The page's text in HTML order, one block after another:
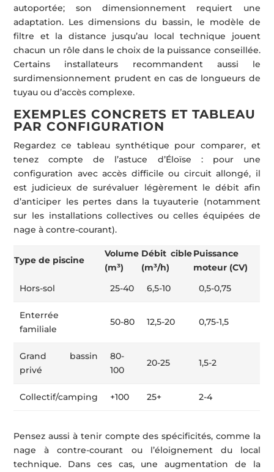
autoportée; son dimensionnement requiert une
adaptation. Les dimensions du bassin, le modèle de
filtre et la distance jusqu’au local technique jouent
chacun un rôle dans le choix de la puissance conseillée.
Certains installateurs recommandent aussi le
surdimensionnement prudent en cas de longueurs de
tuyau ou d’accès complexe.
EXEMPLES CONCRETS ET TABLEAU
PAR CONFIGURATION
Regardez ce tableau synthétique pour comparer, et
tenez compte de l’astuce d’Éloïse : pour une
configuration avec accès difficile ou circuit allongé, il
est judicieux de surévaluer légèrement le débit afin
d’anticiper les pertes dans la tuyauterie (notamment
sur les installations collectives ou celles équipées de
nage à contre-courant).
Type de piscine
Volume
(m³)
Débit cible
(m³/h)
Puissance
moteur (CV)
Hors-sol
25-40 6,5-10 0,5-0,75
Enterrée
familiale
50-80 12,5-20 0,75-1,5
Grand bassin
privé
80-
100
20-25 1,5-2
Collectif/camping +100 25+ 2-4
Pensez aussi à tenir compte des spécificités, comme la
nage à contre-courant ou l’éloignement du local
technique. Dans ces cas, une augmentation de la